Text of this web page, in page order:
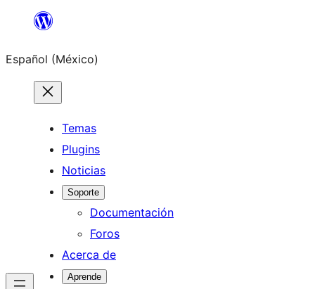
Saltar
contenido
Español (México)
Temas
Plugins
Noticias
Soporte
Documentación
Foros
Acerca de
Aprende